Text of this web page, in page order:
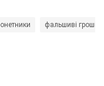
фальшиві гроші